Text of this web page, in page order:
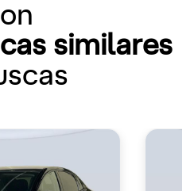
similares